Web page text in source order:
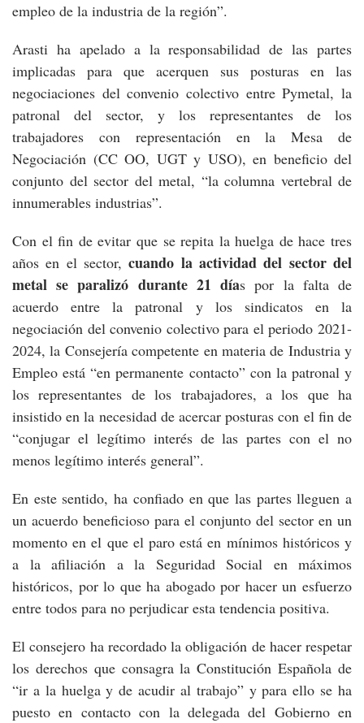
empleo de la industria de la región”.
Arasti ha apelado a la responsabilidad de las partes
implicadas para que acerquen sus posturas en las
negociaciones del convenio colectivo entre Pymetal, la
patronal del sector, y los representantes de los
trabajadores con representación en la Mesa de
Negociación (CC OO, UGT y USO), en beneficio del
conjunto del sector del metal, “la columna vertebral de
innumerables industrias”.
Con el fin de evitar que se repita la huelga de hace tres
años en el sector,cuando la actividad del sector del
metal se paralizó durante 21 días por la falta de
acuerdo entre la patronal y los sindicatos en la
negociación del convenio colectivo para el periodo 2021-
2024, la Consejería competente en materia de Industria y
Empleo está “en permanente contacto” con la patronal y
los representantes de los trabajadores, a los que ha
insistido en la necesidad de acercar posturas con el fin de
“conjugar el legítimo interés de las partes con el no
menos legítimo interés general”.
En este sentido, ha confiado en que las partes lleguen a
un acuerdo beneficioso para el conjunto del sector en un
momento en el que el paro está en mínimos históricos y
a la afiliación a la Seguridad Social en máximos
históricos, por lo que ha abogado por hacer un esfuerzo
entre todos para no perjudicar esta tendencia positiva.
El consejero ha recordado la obligación de hacer respetar
los derechos que consagra la Constitución Española de
“ir a la huelga y de acudir al trabajo” y para ello se ha
puesto en contacto con la delegada del Gobierno en